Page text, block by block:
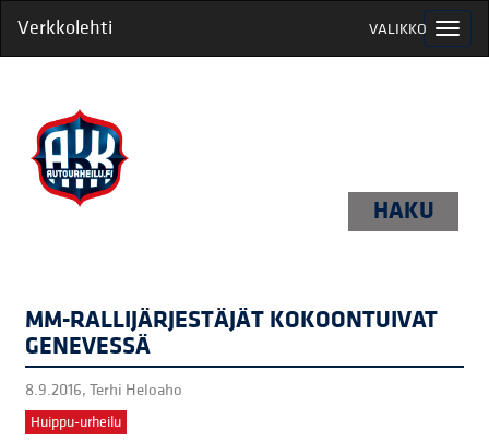
VALIKKO
Verkkolehti
HAKU
MM-RALLIJÄRJESTÄJÄT KOKOONTUIVAT
GENEVESSÄ
8.9.2016,Terhi Heloaho
Huippu-urheilu